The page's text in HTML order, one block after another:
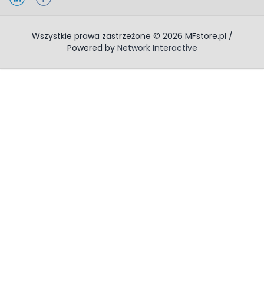
Wszystkie prawa zastrzeżone © 2026 MFstore.pl /
Powered by Network Interactive